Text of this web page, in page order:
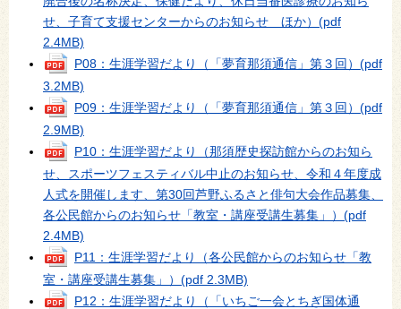
せ、子育て支援センターからのお知らせ ほか） (pdf
2.4MB)
P08：生涯学習だより（「夢育那須通信」第３回） (pdf
3.2MB)
P09：生涯学習だより（「夢育那須通信」第３回） (pdf
2.9MB)
P10：生涯学習だより（那須歴史探訪館からのお知ら
せ、スポーツフェスティバル中止のお知らせ、令和４年度成
人式を開催します、第30回芦野ふるさと俳句大会作品募集、
各公民館からのお知らせ「教室・講座受講生募集」） (pdf
2.4MB)
P11：生涯学習だより（各公民館からのお知らせ「教
室・講座受講生募集」） (pdf 2.3MB)
P12：生涯学習だより（「いちご一会とちぎ国体通